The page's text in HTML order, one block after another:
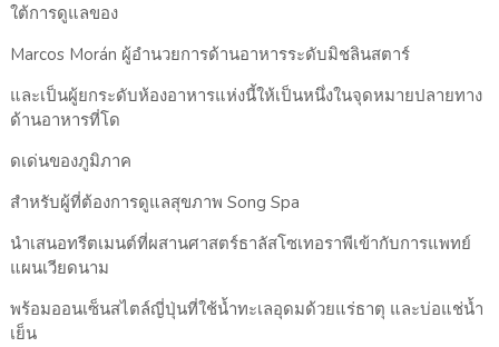
ใต้การดูแลของ
Marcos Morán ผู้อำนวยการด้านอาหารระดับมิชลินสตาร์
และเป็นผู้ยกระดับห้องอาหารแห่งนี้ให้เป็นหนึ่งในจุดหมายปลายทาง
ด้านอาหารที่โด
ดเด่นของภูมิภาค
สำหรับผู้ที่ต้องการดูแลสุขภาพ Song Spa
นำเสนอทรีตเมนต์ที่ผสานศาสตร์ธาลัสโซเทอราพีเข้ากับการแพทย์
แผนเวียดนาม
พร้อมออนเซ็นสไตล์ญี่ปุ่นที่ใช้น้ำทะเลอุดมด้วยแร่ธาตุ และบ่อแช่น้ำ
เย็น